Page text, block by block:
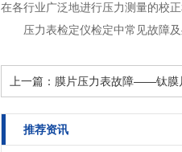
在各行业广泛地进行压力测量的校
压力表检定仪检定中常见故障
上一篇： 膜片压力表故障——钛膜
推荐资讯